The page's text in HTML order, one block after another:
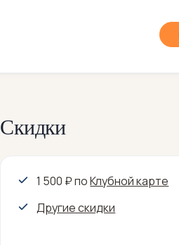
Скидки
1 500 ₽поКлубной карте
Другие скидки